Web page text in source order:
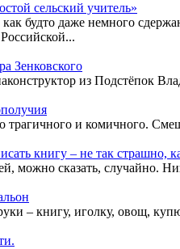
сельский учитель»
будто даже немного
Зенковского
из Подстёпок
трагичного и комичного.
книгу – не так страшно,
можно сказать, случайно.
– книгу, иголку, овощ,